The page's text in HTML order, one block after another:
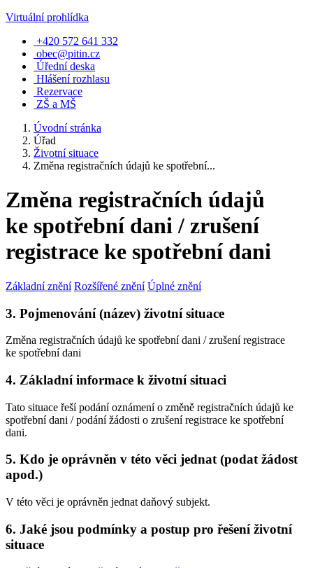
Virtuální prohlídka
+420 572 641 332
obec@pitin.cz
Úřední deska
Hlášení rozhlasu
Rezervace
ZŠ a MŠ
Úvodní stránka
Úřad
Životní situace
Změna registračních údajů ke spotřební...
Změna registračních údajů
ke spotřební dani / zrušení
registrace ke spotřební dani
Základní znění Rozšířené znění Úplné znění
3. Pojmenování (název) životní situace
Změna registračních údajů ke spotřební dani / zrušení registrace
ke spotřební dani
4. Základní informace k životní situaci
Tato situace řeší podání oznámení o změně registračních údajů ke
spotřební dani / podání žádosti o zrušení registrace ke spotřební
dani.
5. Kdo je oprávněn v této věci jednat (podat žádost
apod.)
V této věci je oprávněn jednat daňový subjekt.
6. Jaké jsou podmínky a postup pro řešení životní
situace